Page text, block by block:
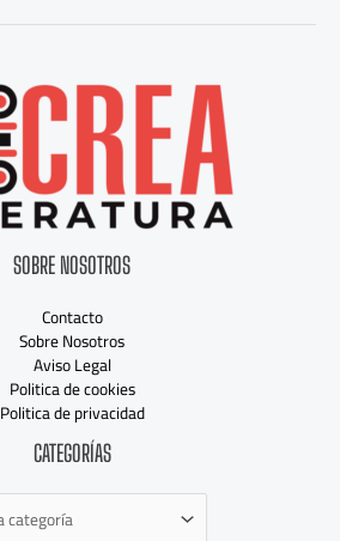
SOBRE NOSOTROS
Contacto
Sobre Nosotros
Aviso Legal
Politica de cookies
Politica de privacidad
CATEGORÍAS